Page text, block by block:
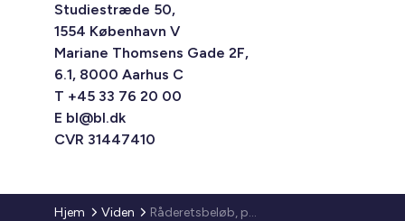
Studiestræde 50,
1554 København V
Mariane Thomsens Gade 2F,
6.1, 8000 Aarhus C
T +45 33 76 20 00
E bl@bl.dk
CVR 31447410
Hjem Viden Råderetsbeløb, påkravsgebyr, beboerklagenævnsgebyr - regulering af satserne (2008)